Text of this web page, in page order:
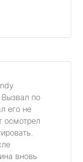
Вызвал по
его не
осмотрел
вновь